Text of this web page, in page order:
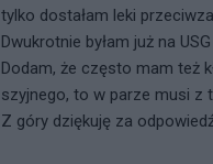
tylko dostałam leki
Dwukrotnie byłam już na
Dodam, że często mam też
szyjnego, to w parze musi z
Z góry dziękuję za